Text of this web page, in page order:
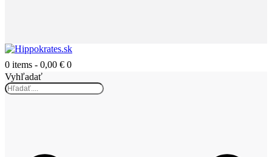
0 items - 0,00 € 0
Vyhľadať